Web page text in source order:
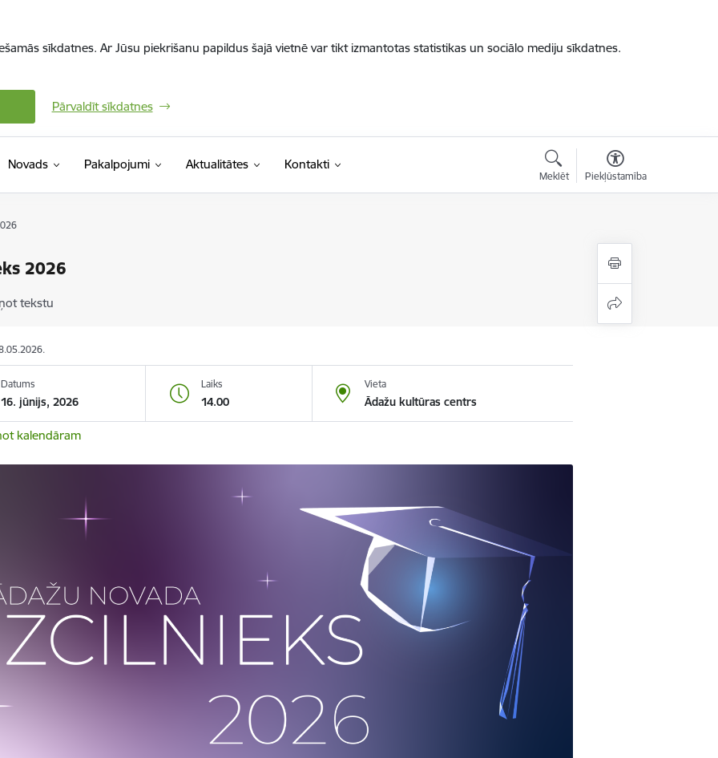
sīkdatnes. Ar Jūsu piekrišanu papildus šajā vietnē var tikt izmantotas statistikas un sociālo mediju sīkdatnes.
Pārvaldīt sīkdatnes
Novads Pakalpojumi Aktualitātes Kontakti
Meklēt Piekļūstamība
2026
tekstu
Datums
16. jūnijs, 2026
Laiks
14.00
Vieta
Ādažu kultūras centrs
kalendāram